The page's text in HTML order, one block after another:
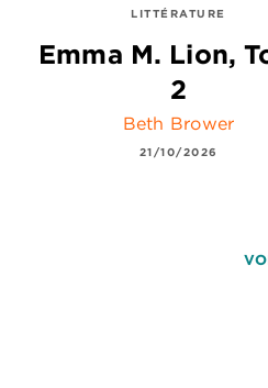
LITTÉRATURE
Emma M. Lion,
2
Beth Brower
21/10/2026